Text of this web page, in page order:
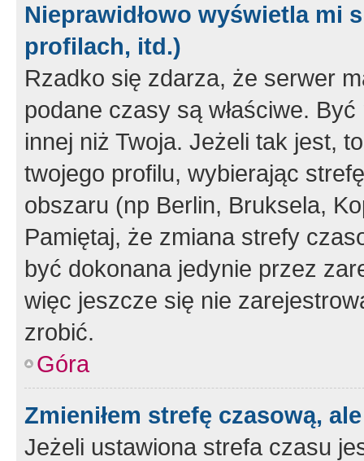
Nieprawidłowo wyświetla mi
profilach, itd.)
Rzadko się zdarza, że serwer
podane czasy są właściwe.
innej niż Twoja. Jeżeli tak jest,
twojego profilu, wybierając
obszaru (np Berlin, Bruksela,
Pamiętaj, że zmiana strefy
być dokonana jedynie przez
więc jeszcze się nie
zrobić.
Góra
Zmieniłem strefę czasową,
Jeżeli ustawiona strefa czasu